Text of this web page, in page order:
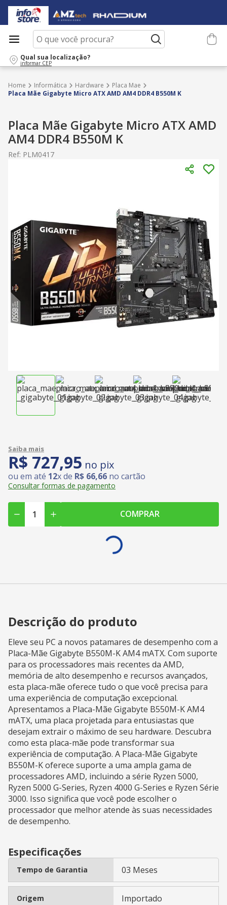
O que você procura?
Qual sua localização?
informar CEP
Informática Hardware
Placa Mae
Placa Mãe Gigabyte Micro ATX AMD AM4 DDR4 B550M K
Placa Mãe Gigabyte Micro ATX AMD
AM4 DDR4 B550M K
Ref: PLM0417
R$ 727,95 no pix
ou em até 12x de R$ 66,66 no cartão
Consultar formas de pagamento
COMPRAR
Descrição do produto
Eleve seu PC a novos patamares de desempenho com a
Placa-Mãe Gigabyte B550M-K AM4 mATX. Com suporte
para os processadores mais recentes da AMD,
memória de alto desempenho e recursos avançados,
esta placa-mãe oferece tudo o que você precisa para
uma experiência de computação excepcional.
Apresentamos a Placa-Mãe Gigabyte B550M-K AM4
mATX, uma placa projetada para entusiastas que
desejam extrair o máximo de seu hardware. Descubra
como esta placa-mãe pode transformar sua
experiência de computação. A Placa-Mãe Gigabyte
B550M-K oferece suporte a uma ampla gama de
processadores AMD, incluindo a série Ryzen 5000,
Ryzen 5000 G-Series, Ryzen 4000 G-Series e Ryzen Série
3000. Isso significa que você pode escolher o
processador que melhor atende às suas necessidades
de desempenho.
Especificações
Tempo de Garantia 03 Meses
Origem Importado